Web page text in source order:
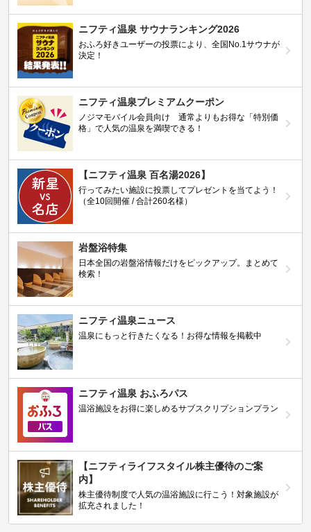
ニフティ温泉 サウナランキング2026
おふろ好きユーザーの投票により、全国No.1サウナが
決定！
ニフティ温泉プレミアムクーポン
ノジマモバイル会員向け 通常よりもお得な「特別価
格」で人気の温泉を満喫できる！
【ニフティ温泉 百名湯2026】
行ってみたい施設に投票してプレゼントを当てよう！
（全10回開催 / 合計260名様）
岩盤浴特集
日本全国の岩盤浴情報だけをピックアップ。まとめて
検索！
ニフティ温泉ニュース
温泉にもっと行きたくなる！お得な情報を掲載中
ニフティ温泉 おふろパス
温浴施設をお得に楽しめるサブスクリプションプラン
【ニフティライフスタイル株主優待のご案
内】
株主優待制度で人気の温浴施設に行こう！対象施設が
拡充されました！